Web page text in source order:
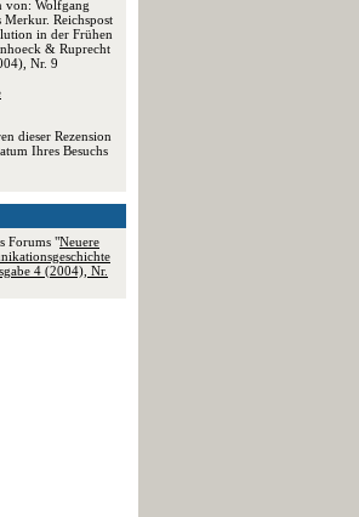
von: Wolfgang
Reichspost
in der Frühen
& Ruprecht
Nr. 9
dieser Rezension
Ihres Besuchs
Forums "Neuere
4 (2004), Nr.